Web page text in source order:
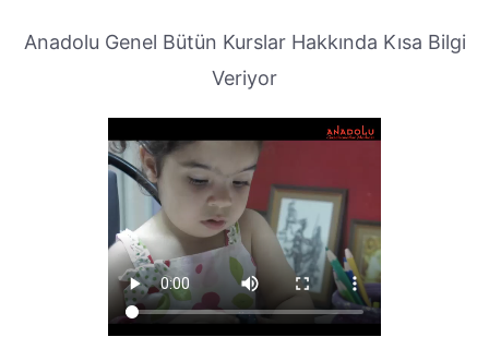
Anadolu Genel Bütün Kurslar Hakkında Kısa Bilgi
Veriyor